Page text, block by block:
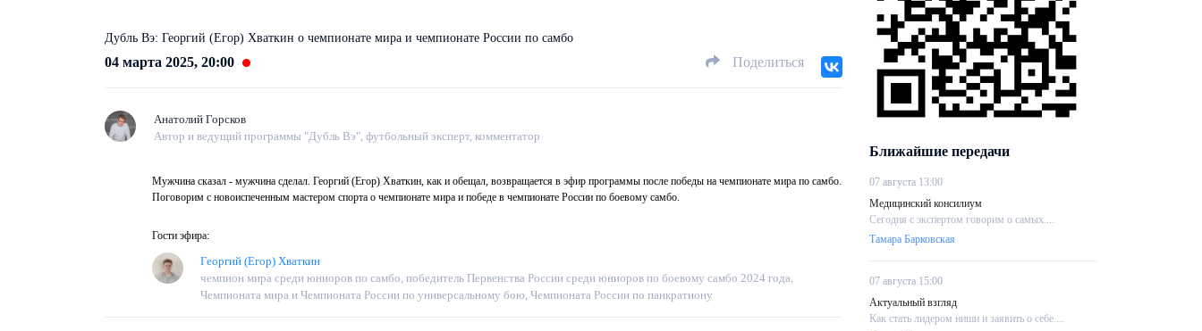
Дубль Вэ: Георгий (Егор) Хваткин о чемпионате мира и чемпионате России по самбо
04 марта 2025, 20:00 Поделиться
Анатолий Горсков
Автор и ведущий программы "Дубль Вэ", футбольный эксперт, комментатор
Мужчина сказал - мужчина сделал. Георгий (Егор) Хваткин, как и обещал, возвращается в эфир программы после победы на чемпионате мира по самбо.
Поговорим с новоиспеченным мастером спорта о чемпионате мира и победе в чемпионате России по боевому самбо.
Гости эфира:
Георгий (Егор) Хваткин
чемпион мира среди юниоров по самбо, победитель Первенства России среди юниоров по боевому самбо 2024 года,
Чемпионата мира и Чемпионата России по универсальному бою, Чемпионата России по панкратиону
Ближайшие передачи
07 августа 13:00
Медицинский консилиум
Сегодня с экспертом говорим о самых....
Тамара Барковская
07 августа 15:00
Актуальный взгляд
Как стать лидером ниши и заявить о себе....